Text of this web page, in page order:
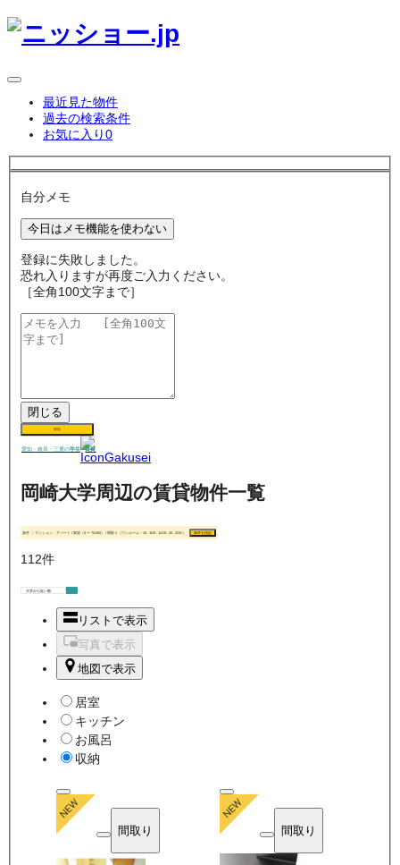
最近見た物件
過去の検索条件
お気に入り0
自分メモ
今日はメモ機能を使わない
登録に失敗しました。
恐れ入りますが再度ご入力ください。
［全角100文字まで］
閉じる
保存
愛知・岐阜・三重の学生 賃貸
岡崎大学周辺の賃貸物件一覧
条件 マンション・アパート / 家賃（0 〜 70,000） / 間取り（ワンルーム・1K, 1DK, 1LDK, 2K, 2DK） 条件を指定
112件
リストで表示
写真で表示
地図で表示
居室
キッチン
お風呂
収納
間取り 間取り